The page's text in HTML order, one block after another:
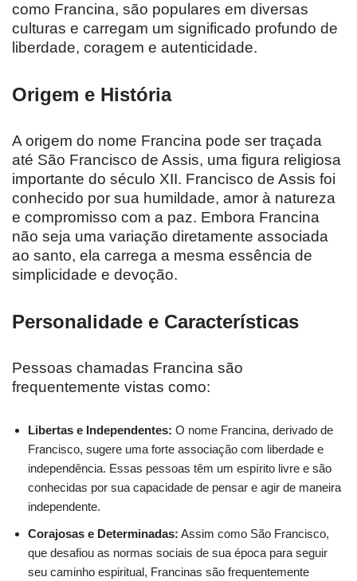
como Francina, são populares em diversas
culturas e carregam um significado profundo de
liberdade, coragem e autenticidade.
Origem e História
A origem do nome Francina pode ser traçada
até São Francisco de Assis, uma figura religiosa
importante do século XII. Francisco de Assis foi
conhecido por sua humildade, amor à natureza
e compromisso com a paz. Embora Francina
não seja uma variação diretamente associada
ao santo, ela carrega a mesma essência de
simplicidade e devoção.
Personalidade e Características
Pessoas chamadas Francina são
frequentemente vistas como:
Libertas e Independentes: O nome Francina, derivado de
Francisco, sugere uma forte associação com liberdade e
independência. Essas pessoas têm um espírito livre e são
conhecidas por sua capacidade de pensar e agir de maneira
independente.
Corajosas e Determinadas: Assim como São Francisco,
que desafiou as normas sociais de sua época para seguir
seu caminho espiritual, Francinas são frequentemente